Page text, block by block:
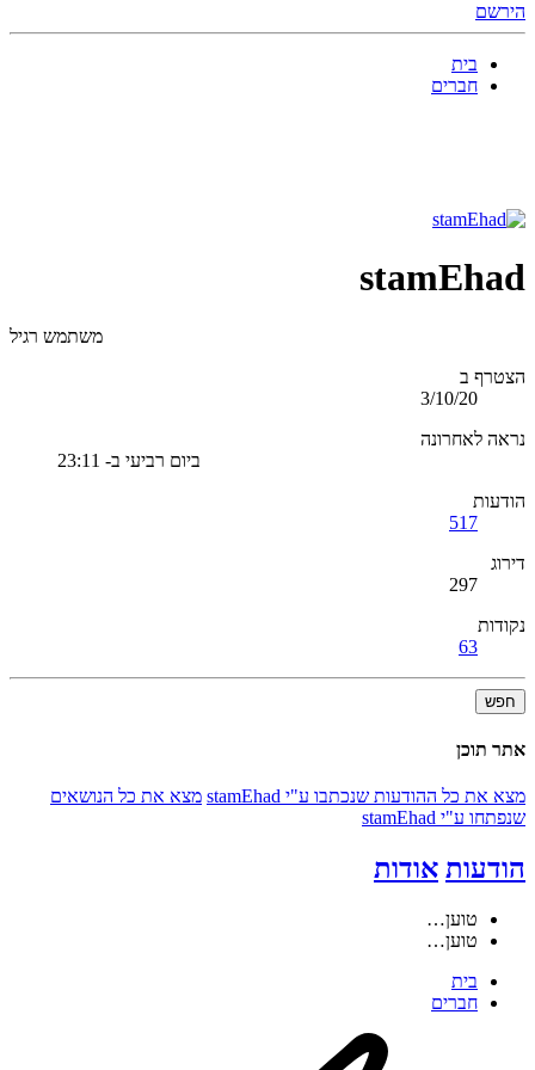
הירשם
בית
חברים
stamEhad
משתמש רגיל
הצטרף ב
3/10/20
נראה לאחרונה
ביום רביעי ב- 23:11
הודעות
517
דירוג
297
נקודות
63
חפש
אתר תוכן
מצא את כל ההודעות שנכתבו ע"י stamEhad
מצא את כל הנושאים
שנפתחו ע"י stamEhad
הודעות אודות
טוען…
טוען…
בית
חברים